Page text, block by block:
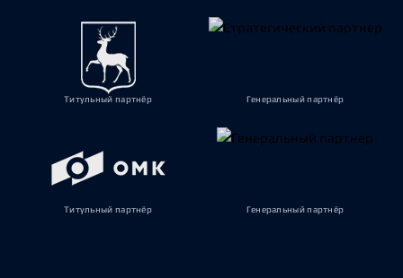
Титульный партнёр Генеральный партнёр
Титульный партнёр Генеральный партнёр